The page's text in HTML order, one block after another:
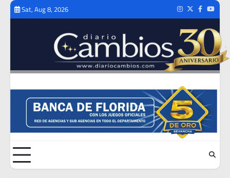
Skip
Sat, Aug 8, 2026 Instagram
TwitterFacebook